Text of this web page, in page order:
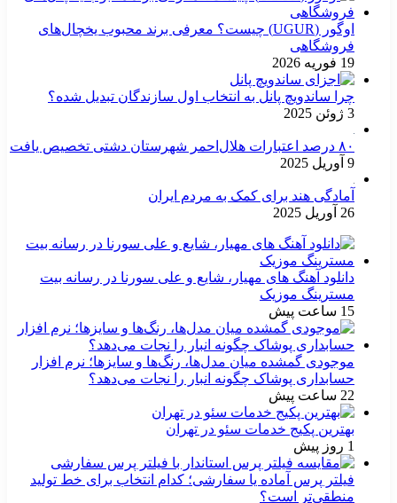
اوگور (UGUR) چیست؟ معرفی برند محبوب یخچال‌های
فروشگاهی
19 فوریه 2026
چرا ساندویچ پانل به انتخاب اول سازندگان تبدیل شده؟
3 ژوئن 2025
۸۰ درصد اعتبارات هلال‌احمر شهرستان دشتی تخصیص یافت
9 آوریل 2025
آمادگی هند برای کمک به مردم ایران
26 آوریل 2025
دانلود آهنگ های مهیار، شایع و علی سورنا در رسانه بیت
مسترینگ موزیک
15 ساعت پیش
موجودی گمشده میان مدل‌ها، رنگ‌ها و سایزها؛ نرم افزار
حسابداری پوشاک چگونه انبار را نجات می‌دهد؟
22 ساعت پیش
بهترین پکیج خدمات سئو در تهران
1 روز پیش
فیلتر پرس آماده یا سفارشی؛ کدام انتخاب برای خط تولید
منطقی‌تر است؟